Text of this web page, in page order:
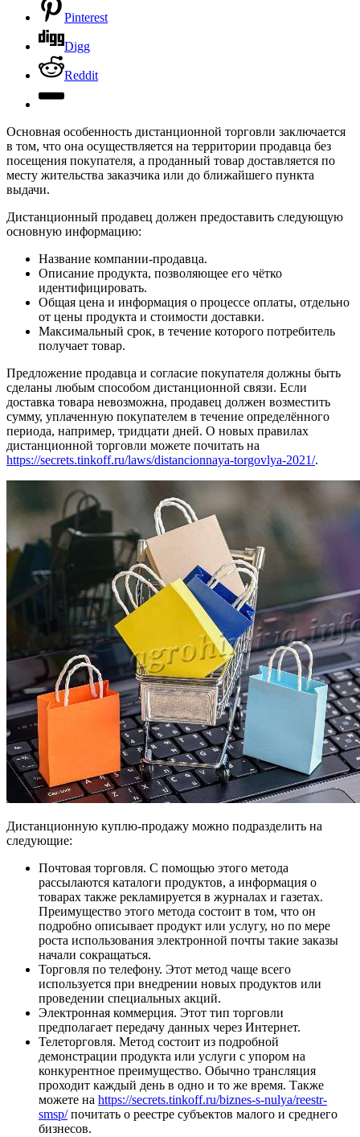
Pinterest
Digg
Reddit
Основная особенность дистанционной торговли заключается
в том, что она осуществляется на территории продавца без
посещения покупателя, а проданный товар доставляется по
месту жительства заказчика или до ближайшего пункта
выдачи.
Дистанционный продавец должен предоставить следующую
основную информацию:
Название компании-продавца.
Описание продукта, позволяющее его чётко
идентифицировать.
Общая цена и информация о процессе оплаты, отдельно
от цены продукта и стоимости доставки.
Максимальный срок, в течение которого потребитель
получает товар.
Предложение продавца и согласие покупателя должны быть
сделаны любым способом дистанционной связи. Если
доставка товара невозможна, продавец должен возместить
сумму, уплаченную покупателем в течение определённого
периода, например, тридцати дней. О новых правилах
дистанционной торговли можете почитать на
https://secrets.tinkoff.ru/laws/distancionnaya-torgovlya-2021/.
Дистанционную куплю-продажу можно подразделить на
следующие:
Почтовая торговля. С помощью этого метода
рассылаются каталоги продуктов, а информация о
товарах также рекламируется в журналах и газетах.
Преимущество этого метода состоит в том, что он
подробно описывает продукт или услугу, но по мере
роста использования электронной почты такие заказы
начали сокращаться.
Торговля по телефону. Этот метод чаще всего
используется при внедрении новых продуктов или
проведении специальных акций.
Электронная коммерция. Этот тип торговли
предполагает передачу данных через Интернет.
Телеторговля. Метод состоит из подробной
демонстрации продукта или услуги с упором на
конкурентное преимущество. Обычно трансляция
проходит каждый день в одно и то же время. Также
можете на https://secrets.tinkoff.ru/biznes-s-nulya/reestr-
smsp/почитать о реестре субъектов малого и среднего
бизнесов.